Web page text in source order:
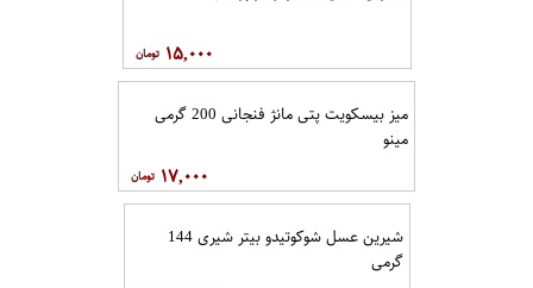
۱۵,۰۰۰
میز بیسکویت پتی مانژ فنجانی 200 گرمی
مینو
۱۷,۰۰۰
شیرین عسل شوکوتیدو بیتر شیری 144
گرمی